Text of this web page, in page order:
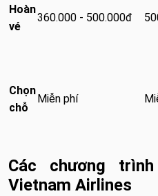
Hoàn
vé
360.000 - 500.000đ
Chọn
chỗ
Miễn phí
Các chương
Vietnam Airlines